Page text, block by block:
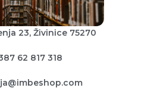
23, Živinice 75270
62 817 318